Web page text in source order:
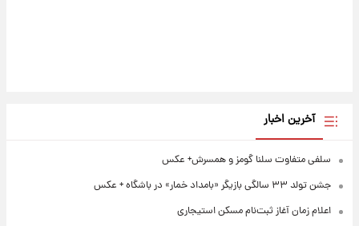
آخرین اخبار
سلفی متفاوت سلنا گومز و همسرش+ عکس
جشن تولد ۳۳ سالگی بازیگر «بامداد خمار» در باشگاه + عکس
اعلام زمان آغاز ثبت‌نام مسکن استیجاری